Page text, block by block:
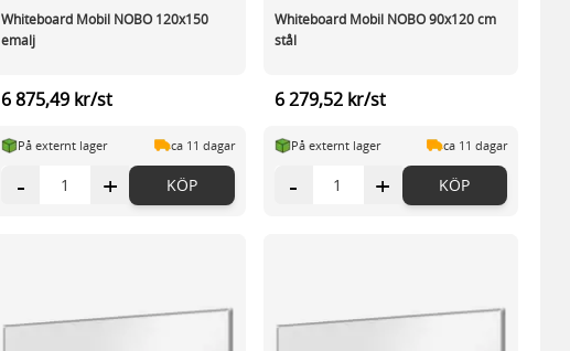
Whiteboard Mobil NOBO 120x150
emalj
6 875,49 kr/st
På externt lager ca 11 dagar
- + KÖP
Whiteboard Mobil NOBO 90x120 cm
stål
6 279,52 kr/st
På externt lager ca 11 dagar
- + KÖP